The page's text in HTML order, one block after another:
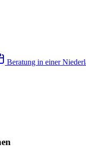
Beratung in einer